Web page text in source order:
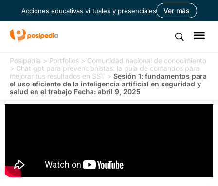
Acciones educativas virtuales y presenciales Ver más
Posipedia > Portfolios > Comunidad nacional de conocimiento
> Chat gpt para prevencionistas: la guía de comandos para
mejorar tus resultados en SST > Sesión 1: fundamentos para
el uso eficiente de la inteligencia artificial en seguridad y
salud en el trabajo Fecha: abril 9, 2025